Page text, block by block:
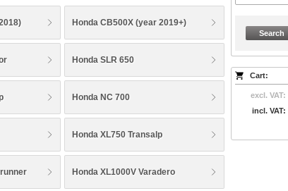
Search
Cart:
excl. VAT:
incl. VAT:
Honda CB500X (year 2019+)
Honda SLR 650
Honda NC 700
Honda XL750 Transalp
Honda XL1000V Varadero